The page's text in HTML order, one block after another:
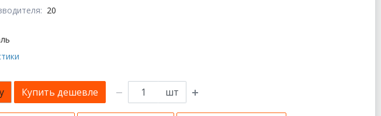
20
Купить дешевле шт